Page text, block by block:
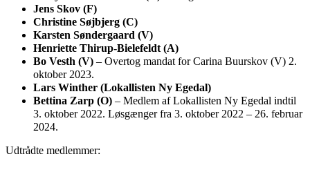
Jens Skov (F)
Christine Søjbjerg (C)
Karsten Søndergaard (V)
Henriette Thirup-Bielefeldt (A)
Bo Vesth (V) – Overtog mandat for Carina Buurskov (V) 2.
oktober 2023.
Lars Winther (Lokallisten Ny Egedal)
Bettina Zarp (O) – Medlem af Lokallisten Ny Egedal indtil
3. oktober 2022. Løsgænger fra 3. oktober 2022 – 26. februar
2024.
Udtrådte medlemmer: